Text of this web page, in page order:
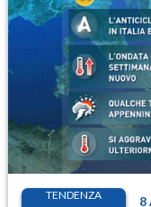
TENDENZA 8